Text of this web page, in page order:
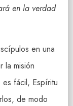
en la verdad
en una
la misión
fácil, Espíritu
de modo